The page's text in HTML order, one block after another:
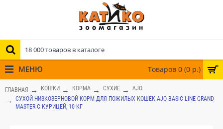
Товаров 0 (0 р.)
МЕНЮ
ГЛАВНАЯ КОШКИ КОРМА СУХИЕ
AJO
СУХОЙ НИЗКОЗЕРНОВОЙ КОРМ ДЛЯ ПОЖИЛЫХ КОШЕК AJO BASIC LINE GRAND
MASTER С КУРИЦЕЙ, 10 КГ